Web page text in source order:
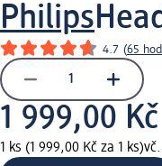
Philips
4.7 (65
1 999,00 Kč
1 ks (1 999,00 Kč za 1 ks)